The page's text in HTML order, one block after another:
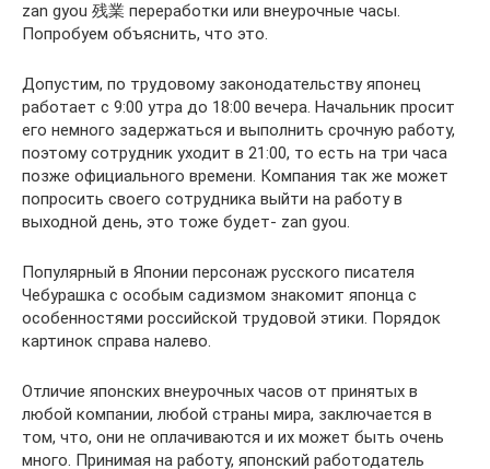
zan gyou 残業 переработки или внеурочные часы.
Попробуем объяснить, что это.
Допустим, по трудовому законодательству японец
работает с 9:00 утра до 18:00 вечера. Начальник просит
его немного задержаться и выполнить срочную работу,
поэтому сотрудник уходит в 21:00, то есть на три часа
позже официального времени. Компания так же может
попросить своего сотрудника выйти на работу в
выходной день, это тоже будет- zan gyou.
Популярный в Японии персонаж русского писателя
Чебурашка с особым садизмом знакомит японца с
особенностями российской трудовой этики. Порядок
картинок справа налево.
Отличие японских внеурочных часов от принятых в
любой компании, любой страны мира, заключается в
том, что, они не оплачиваются и их может быть очень
много. Принимая на работу, японский работодатель